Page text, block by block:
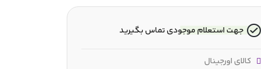
جهت استعلام موجودی تماس بگیرید
کالای اورجینال